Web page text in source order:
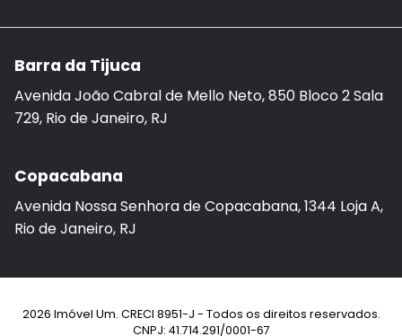
Barra da Tijuca
Avenida João Cabral de Mello Neto, 850 Bloco 2 Sala
729, Rio de Janeiro, RJ
Copacabana
Avenida Nossa Senhora de Copacabana, 1344 Loja A,
Rio de Janeiro, RJ
2026 Imóvel Um. CRECI 8951-J - Todos os direitos reservados.
CNPJ: 41.714.291/0001-67